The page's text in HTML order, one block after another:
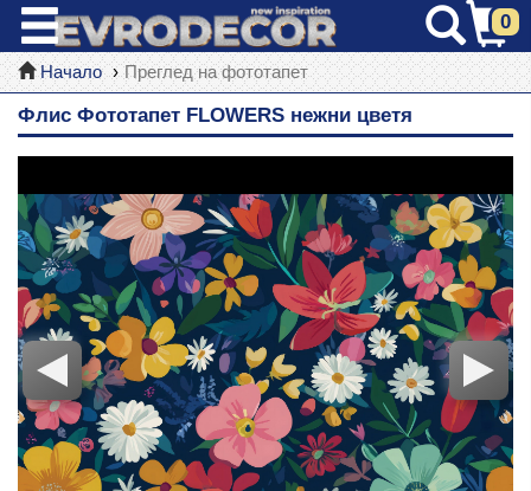
0
Начало Преглед на фототапет
Флис Фототапет FLOWERS нежни цветя